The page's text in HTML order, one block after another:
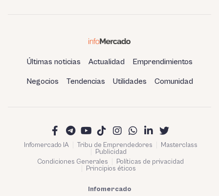
Últimas noticias Actualidad Emprendimientos
Negocios Tendencias Utilidades Comunidad
Infomercado IA Tribu de Emprendedores
Masterclass
Publicidad
Condiciones Generales
Políticas de privacidad
Principios éticos
Infomercado